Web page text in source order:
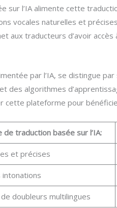
sur l’IA alimente cette
vocales naturelles et
aux traducteurs d’avoir
par l’IA, se distingue
des algorithmes
plateforme pour
traduction basée sur l’IA:
et précises
intonations
doubleurs multilingues